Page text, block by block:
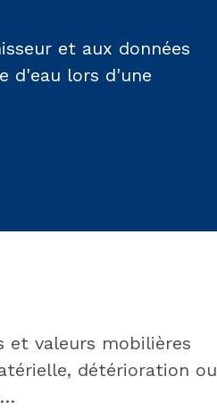
et aux données
d'eau lors d'une
et valeurs mobilières
détérioration ou